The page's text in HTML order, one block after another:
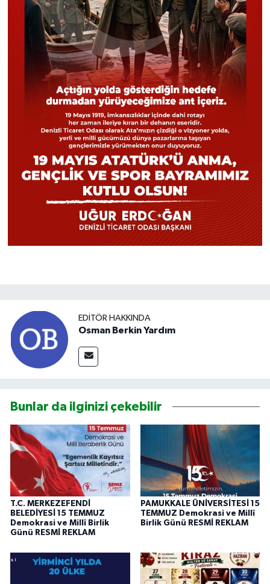
EDITÖR HAKKINDA
Osman Berkin Yardım
Bunlar da ilginizi çekebilir
T.C. MERKEZEFENDİ
BELEDİYESİ 15 TEMMUZ
Demokrasi ve Millî Birlik
Günü RESMİ REKLAM
PAMUKKALE ÜNİVERSİTESİ 15
TEMMUZ Demokrasi ve Millî
Birlik Günü RESMİ REKLAM